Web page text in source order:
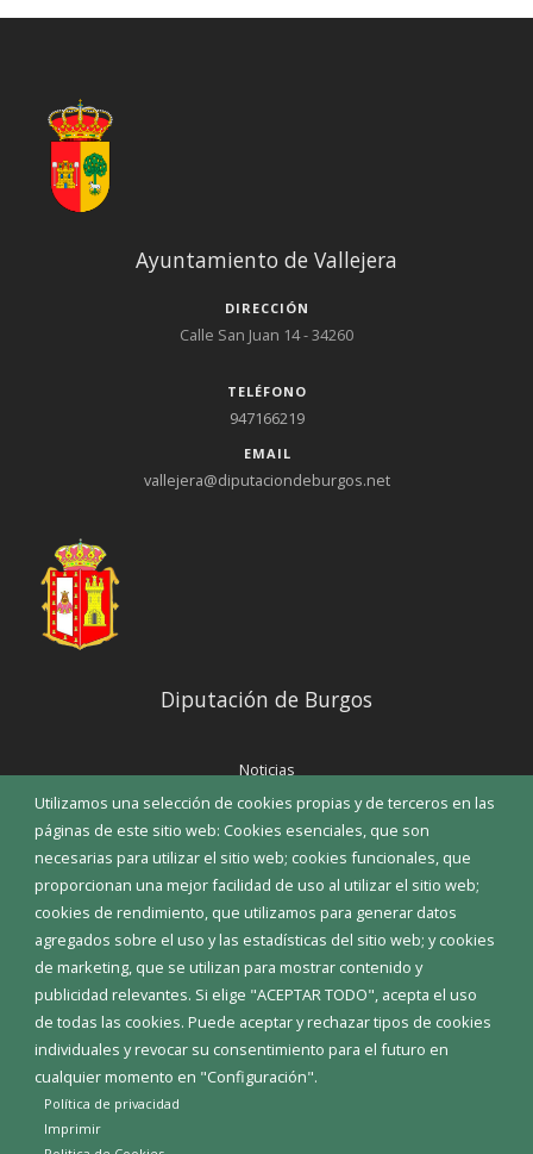
Utilizamos una selección de cookies propias y de terceros en las
páginas de este sitio web: Cookies esenciales, que son
necesarias para utilizar el sitio web; cookies funcionales, que
proporcionan una mejor facilidad de uso al utilizar el sitio web;
cookies de rendimiento, que utilizamos para generar datos
agregados sobre el uso y las estadísticas del sitio web; y cookies
de marketing, que se utilizan para mostrar contenido y
publicidad relevantes. Si elige "ACEPTAR TODO", acepta el uso
de todas las cookies. Puede aceptar y rechazar tipos de cookies
individuales y revocar su consentimiento para el futuro en
cualquier momento en "Configuración".
Política de privacidad
Imprimir
Ayuntamiento de Vallejera
DIRECCIÓN
Calle San Juan 14 - 34260
TELÉFONO
947166219
EMAIL
vallejera@diputaciondeburgos.net
Diputación de Burgos
Noticias
Eventos
Corporación Municipal
Teléfonos de interés
INICIAR SESIÓN
MAPA WEB